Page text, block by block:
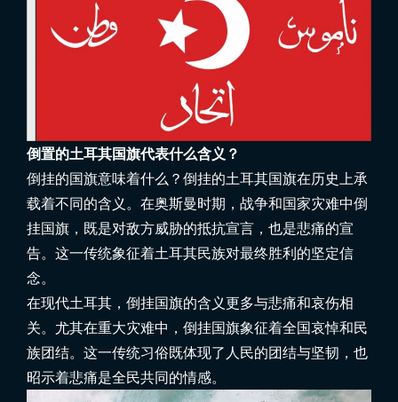
倒置的土耳其国旗代表什么含义？
倒挂的国旗意味着什么？倒挂的土耳其国旗在历史上承
载着不同的含义。在奥斯曼时期，战争和国家灾难中倒
挂国旗，既是对敌方威胁的抵抗宣言，也是悲痛的宣
告。这一传统象征着土耳其民族对最终胜利的坚定信
念。
在现代土耳其，倒挂国旗的含义更多与悲痛和哀伤相
关。尤其在重大灾难中，倒挂国旗象征着全国哀悼和民
族团结。这一传统习俗既体现了人民的团结与坚韧，也
昭示着悲痛是全民共同的情感。